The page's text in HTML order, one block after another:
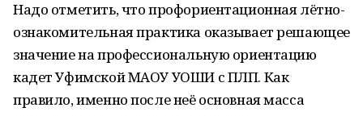
Надо отметить, что профориентационная лётно-
ознакомительная практика оказывает решающее
значение на профессиональную ориентацию
кадет Уфимской МАОУ УОШИ с ПЛП. Как
правило, именно после неё основная масса